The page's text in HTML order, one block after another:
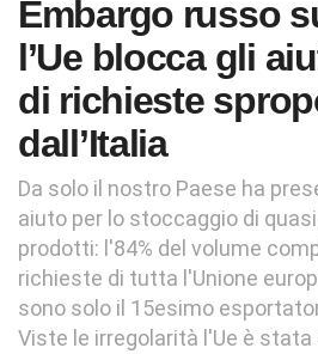
Embargo russo
l’Ue blocca gli
di richieste
dall’Italia
Da solo il nostro Paese ha
aiuto per lo stoccaggio di
prodotti: l'84% del volume
richieste di tutta l'Unione
sono solo il 15esimo
Viste le irregolarità l'Ue è